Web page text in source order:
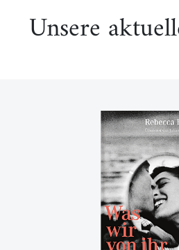
Unsere